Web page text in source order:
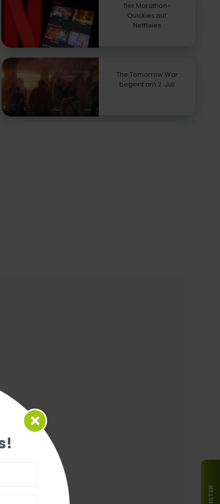
5er Marathon-
Quickies auf
Netflixies
The Tomorrow War
beginnt am 2. Juli